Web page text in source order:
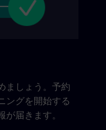
ましょう。予約
ングを開始する
届きます。